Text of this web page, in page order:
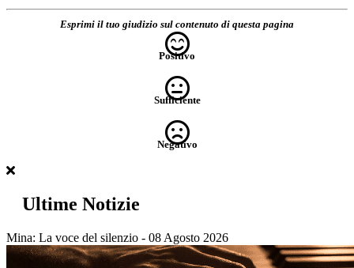
Esprimi il tuo giudizio sul contenuto di questa pagina
Positivo
Sufficiente
Negativo
Ultime Notizie
Mina: La voce del silenzio - 08 Agosto 2026